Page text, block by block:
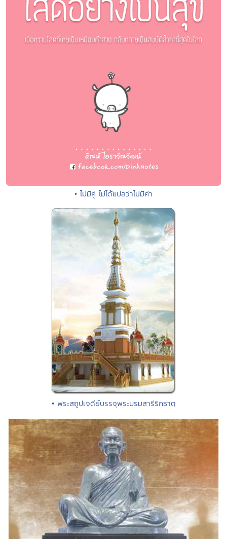
• ไม่มีคู่ ไม่ได้แปลว่าไม่มีค่า
• พระสถูปเจดีย์บรรจุพระบรมสารีริกธาตุ